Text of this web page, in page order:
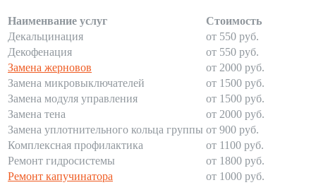
Наименвание услуг
Стоимость
Декальцинация
от 550 руб.
Декофенация
от 550 руб.
Замена жерновов
от 2000 руб.
Замена микровыключателей
от 1500 руб.
Замена модуля управления
от 1500 руб.
Замена тена
от 2000 руб.
Замена уплотнительного кольца группы от 900 руб.
Комплексная профилактика
от 1100 руб.
Ремонт гидросистемы
от 1800 руб.
Ремонт капучинатора
от 1000 руб.